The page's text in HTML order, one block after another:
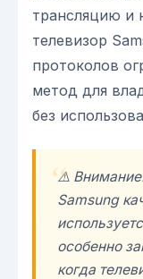
трансляцию и
телевизор
протоколов
метод для
без
⚠️
Samsung
особенно
когда